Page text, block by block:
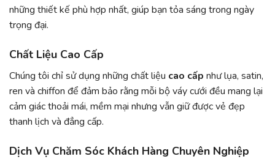
những thiết kế phù hợp nhất, giúp bạn tỏa sáng trong ngày
trọng đại.
Chất Liệu Cao Cấp
Chúng tôi chỉ sử dụng những chất liệu cao cấp như lụa, satin,
ren và chiffon để đảm bảo rằng mỗi bộ váy cưới đều mang lại
cảm giác thoải mái, mềm mại nhưng vẫn giữ được vẻ đẹp
thanh lịch và đẳng cấp.
Dịch Vụ Chăm Sóc Khách Hàng Chuyên Nghiệp